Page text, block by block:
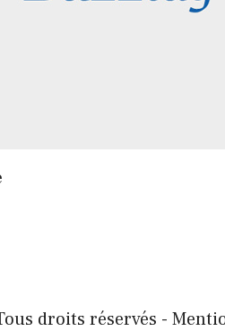
droits réservés -